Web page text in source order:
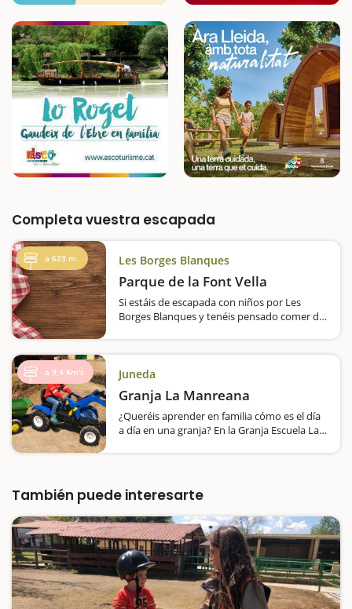
Completa vuestra escapada
a 623 m. Les Borges Blanques
Parque de la Font Vella
Si estáis de escapada con niños por Les
Borges Blanques y tenéis pensado comer de
Parque de la Font Vella. El espacio está cerca
de la ermita…
a 9,4 Km's Juneda
Granja La Manreana
¿Queréis aprender en familia cómo es el día
a día en una granja? En la Granja Escuela La
no se acaba nunca.Iremos de ruta…
También puede interesarte